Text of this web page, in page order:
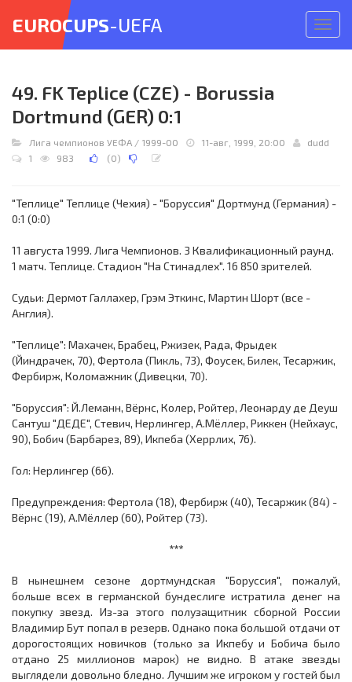
меню
EUROCUPS-UEFA
49. FK Teplice (CZE) - Borussia
Dortmund (GER) 0:1
Лига чемпионов УЕФА / 1999-00 11-авг, 1999, 20:00
dudd
1
983 (0)
"Теплице" Теплице (Чехия) - "Боруссия" Дортмунд (Германия) -
0:1 (0:0)
11 августа 1999. Лига Чемпионов. 3 Квалификационный раунд.
1 матч. Теплице. Стадион "На Стинадлех". 16 850 зрителей.
Судьи: Дермот Галлахер, Грэм Эткинс, Мартин Шорт (все -
Англия).
"Теплице": Махачек, Брабец, Ржизек, Рада, Фрыдек
(Йиндрачек, 70), Фертола (Пикль, 73), Фоусек, Билек, Тесаржик,
Фербирж, Коломажник (Дивецки, 70).
"Боруссия": Й.Леманн, Вёрнс, Колер, Ройтер, Леонарду де Деуш
Сантуш "ДЕДЕ", Стевич, Нерлингер, А.Мёллер, Риккен (Нейхаус,
90), Бобич (Барбарез, 89), Икпеба (Херрлих, 76).
Гол: Нерлингер (66).
Предупреждения: Фертола (18), Фербирж (40), Тесаржик (84) -
Вёрнс (19), А.Мёллер (60), Ройтер (73).
***
В нынешнем сезоне дортмундская "Боруссия", пожалуй,
больше всех в германской бундеслиге истратила денег на
покупку звезд. Из-за этого полузащитник сборной России
Владимир Бут попал в резерв. Однако пока большой отдачи от
дорогостоящих новичков (только за Икпебу и Бобича было
отдано 25 миллионов марок) не видно. В атаке звезды
выглядели довольно бледно. Лучшим же игроком у гостей был